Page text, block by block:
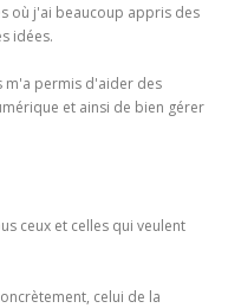
où j'ai beaucoup appris des
idées.
m'a permis d'aider des
et ainsi de bien gérer
ceux et celles qui veulent
celui de la